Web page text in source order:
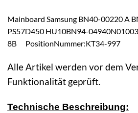
Mainboard Samsung BN40-00220 A
PS57D450 HU10BN94-
8B PositionNummer:KT34-997
Alle Artikel werden vor dem
Funktionalität geprüft.
Technische Beschreibung: